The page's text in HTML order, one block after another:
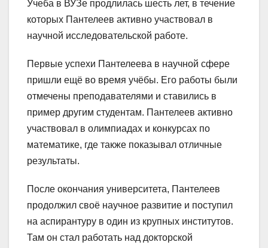
Учеба в ВУЗе продлилась шесть лет, в течение
которых Пантелеев активно участвовал в
научной исследовательской работе.
Первые успехи Пантелеева в научной сфере
пришли ещё во время учёбы. Его работы были
отмечены преподавателями и ставились в
пример другим студентам. Пантелеев активно
участвовал в олимпиадах и конкурсах по
математике, где также показывал отличные
результаты.
После окончания университета, Пантелеев
продолжил своё научное развитие и поступил
на аспирантуру в один из крупных институтов.
Там он стал работать над докторской